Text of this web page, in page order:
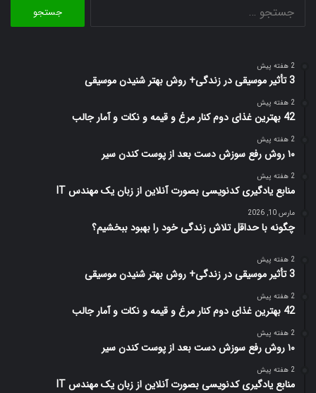
2 هفته پیش
3 تأثیر موسیقی در زندگی+ روش بهتر شنیدن موسیقی
2 هفته پیش
42 بهترین غذای دوم کنار مرغ و قیمه و نکات و آمار جالب
2 هفته پیش
۱۰ روش رفع سوزش دست بعد از پوست کندن سیر
2 هفته پیش
منابع یادگیری کدنویسی بصورت آنلاین از زبان یک مهندس IT
مارس 10, 2026
چگونه با حداقل تلاش زندگی خود را بهبود ببخشیم؟
2 هفته پیش
3 تأثیر موسیقی در زندگی+ روش بهتر شنیدن موسیقی
2 هفته پیش
42 بهترین غذای دوم کنار مرغ و قیمه و نکات و آمار جالب
2 هفته پیش
۱۰ روش رفع سوزش دست بعد از پوست کندن سیر
2 هفته پیش
منابع یادگیری کدنویسی بصورت آنلاین از زبان یک مهندس IT